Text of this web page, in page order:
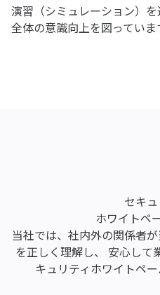
演習（シミュレーション）
全体の意識向上を図っていま
セキュ
ホワイトペ
当社では、社内外の関係者
を正しく理解し、
安心して
キュリティホワイトペー